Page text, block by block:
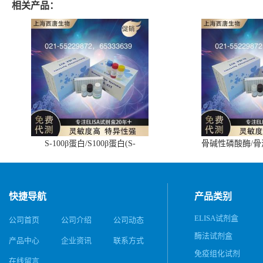
相关产品：
S-100β蛋白/S100β蛋白(S-
骨碱性磷酸酶/
快捷导航
公司首页 公司介绍 公司动态
产品中心 企业资讯 联系方式
在线留言
产品类别
ELISA试剂盒
酶法试剂盒
免疫组化试剂